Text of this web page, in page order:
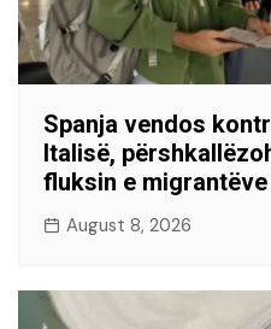
Spanja vendos
Italisë,
fluksin e migrantëve
August 8, 2026